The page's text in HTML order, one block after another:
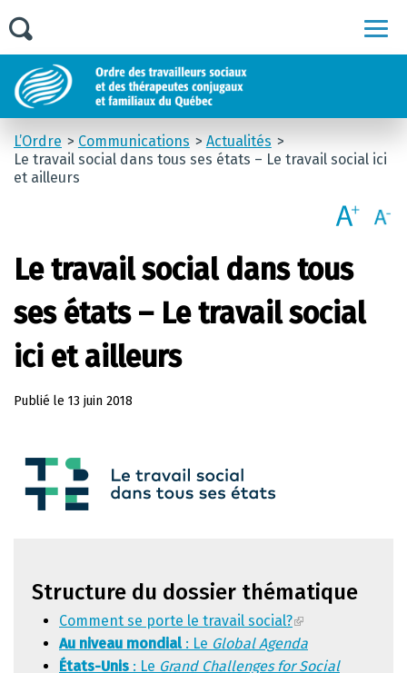
L’Ordre Communications
Actualités
Le travail social dans tous ses états – Le travail social ici
et ailleurs
Le travail social dans tous
ses états – Le travail social
ici et ailleurs
Publié le 13 juin 2018
Structure du dossier thématique
Comment se porte le travail social?
Au niveau mondial: Le Global Agenda
États-Unis : Le Grand Challenges for Social